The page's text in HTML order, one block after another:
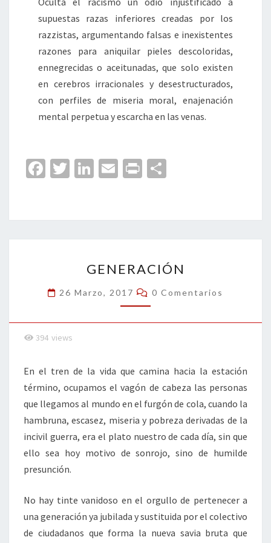
supuestas razas inferiores creadas por los
razzistas, argumentando falsas e inexistentes
razones para aniquilar pieles descoloridas,
ennegrecidas o aceitunadas, que solo existen
en cerebros irracionales y desestructurados,
con perfiles de miseria moral, enajenación
mental perpetua y escarcha en las venas.
Fa
o
o
T
er
Li
dI
n
E
l
Pr
p
ar
tir
GENERACIÓN
26 Marzo, 2017 Comentarios
0 Comentarios
394 views
En el tren de la vida que camina hacia la estación
término, ocupamos el vagón de cabeza las personas
que llegamos al mundo en el furgón de cola, cuando la
hambruna, escasez, miseria y pobreza derivadas de la
incivil guerra, era el plato nuestro de cada día, sin que
ello sea hoy motivo de sonrojo, sino de humilde
presunción.
No hay tinte vanidoso en el orgullo de pertenecer a
una generación ya jubilada y sustituida por el colectivo
de ciudadanos que forma la nueva savia bruta que